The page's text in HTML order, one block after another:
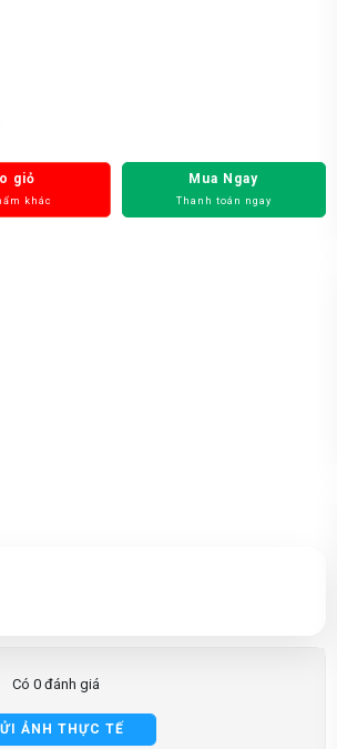
giỏ
khác
Mua Ngay
Thanh toán ngay
Có 0 đánh giá
ẢNH THỰC TẾ